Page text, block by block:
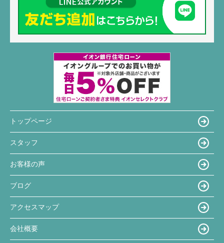
トップページ
スタッフ
お客様の声
ブログ
アクセスマップ
会社概要